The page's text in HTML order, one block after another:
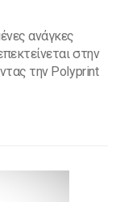
ανάγκες
στην
την Polyprint